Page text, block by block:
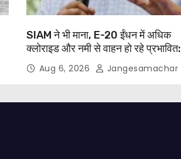
SIAM ने भी माना, E-20 ईंधन में अधिक
क्लोराइड और नमी से वाहन हो रहे प्रभावित:
अरविंद केजरीवाल
Aug 6, 2026 Jangesamachar